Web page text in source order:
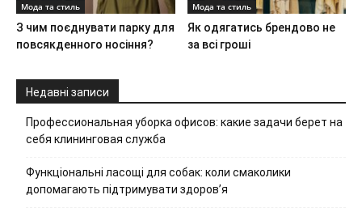
Мода та стиль
З чим поєднувати парку для
повсякденного носіння?
Мода та стиль
Як одягатись брендово не
за всі гроші
Недавні записи
Профессиональная уборка офисов: какие задачи берет на
себя клининговая служба
Функціональні ласощі для собак: коли смаколики
допомагають підтримувати здоров’я